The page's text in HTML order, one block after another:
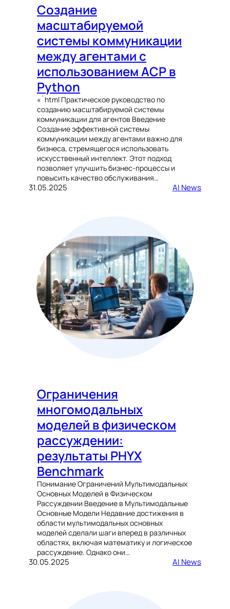
Создание
масштабируемой
системы коммуникации
между агентами с
использованием ACP в
Python
«`html Практическое руководство по
созданию масштабируемой системы
коммуникации для агентов Введение
Создание эффективной системы
коммуникации между агентами важно для
бизнеса, стремящегося использовать
искусственный интеллект. Этот подход
позволяет улучшить бизнес-процессы и
повысить качество обслуживания…
31.05.2025 AI News
Ограничения
многомодальных
моделей в физическом
рассуждении:
результаты PHYX
Benchmark
Понимание Ограничений Мультимодальных
Основных Моделей в Физическом
Рассуждении Введение в Мультимодальные
Основные Модели Недавние достижения в
области мультимодальных основных
моделей сделали шаги вперед в различных
областях, включая математику и логическое
рассуждение. Однако они…
30.05.2025 AI News